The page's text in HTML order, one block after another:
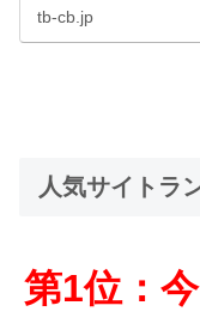
tb-cb.jp
人気サイトラ
第1位：